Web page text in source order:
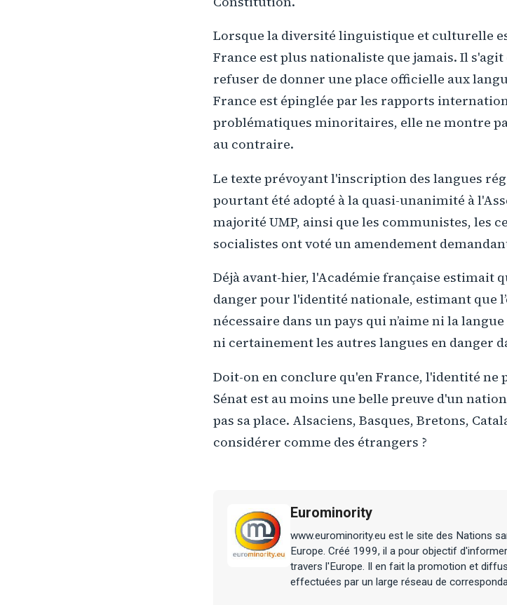
Lorsque la diversité linguistique et culturelle
France est plus nationaliste que jamais. Il
refuser de donner une place officielle aux
France est épinglée par les rapports
problématiques minoritaires, elle ne montre
au contraire.
Le texte prévoyant l'inscription des langues
pourtant été adopté à la quasi-unanimité à
majorité UMP, ainsi que les communistes, les
socialistes ont voté un amendement
Déjà avant-hier, l'Académie française estimait
danger pour l'identité nationale, estimant que
nécessaire dans un pays qui n’aime ni la
ni certainement les autres langues en danger
Doit-on en conclure qu'en France, l'identité ne
Sénat est au moins une belle preuve d'un
pas sa place. Alsaciens, Basques, Bretons,
considérer comme des étrangers ?
Eurominority
www.eurominority.eu est le site des Nations
Europe. Créé 1999, il a pour objectif
travers l'Europe. Il en fait la promotion et
effectuées par un large réseau de